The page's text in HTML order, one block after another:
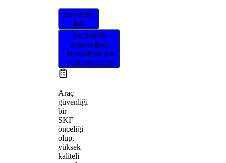
Distribütör
bul
Bu ürünün
uygunluğunu
onaylamak için
aracınızı seçin
Araç
güvenliği
bir
SKF
önceliği
olup,
yüksek
kaliteli